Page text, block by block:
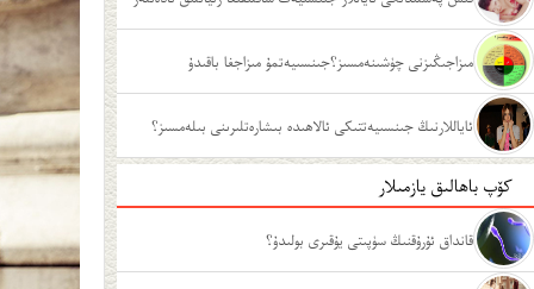
مىزاجىڭىزنى چۈشىنەمسىز؟جىنسىيەتمۇ مىزاجغا باقىدۇ
ئاياللارنىڭ جىنسىيەتتىكى ئالاھىدە بىشارەتلىرىنى بىلەمسىز؟
كۆپ باھالىق يازمىلار
قانداق ئۇرۇقنىڭ سۈپىتى يۇقىرى بولىدۇ؟